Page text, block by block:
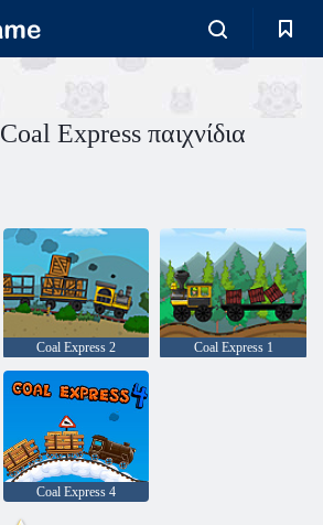
Coal Express παιχνίδια
Coal Express 2 Coal Express 1
Coal Express 4